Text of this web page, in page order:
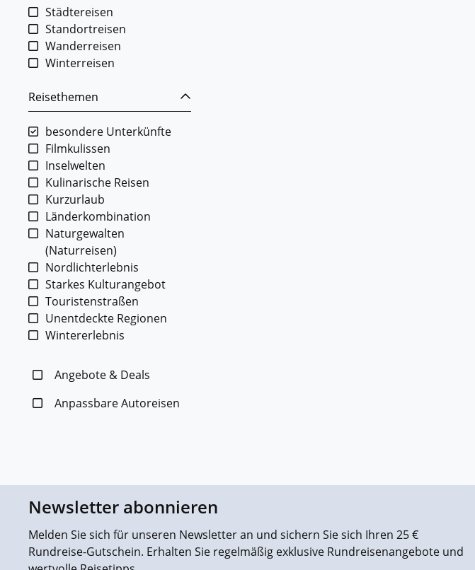
Städtereisen
Standortreisen
Wanderreisen
Winterreisen
Reisethemen
besondere Unterkünfte
Filmkulissen
Inselwelten
Kulinarische Reisen
Kurzurlaub
Länderkombination
Naturgewalten
(Naturreisen)
Nordlichterlebnis
Starkes Kulturangebot
Touristenstraßen
Unentdeckte Regionen
Wintererlebnis
Angebote & Deals
Anpassbare Autoreisen
Newsletter abonnieren
Melden Sie sich für unseren Newsletter an und sichern Sie sich Ihren 25 €
Rundreise-Gutschein. Erhalten Sie regelmäßig exklusive Rundreisenangebote und